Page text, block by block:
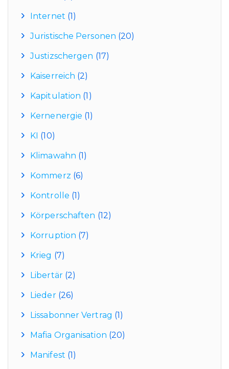
Internet (1)
Juristische Personen (20)
Justizschergen (17)
Kaiserreich (2)
Kapitulation (1)
Kernenergie (1)
KI (10)
Klimawahn (1)
Kommerz (6)
Kontrolle (1)
Körperschaften (12)
Korruption (7)
Krieg (7)
Libertär(2)
Lieder(26)
Lissabonner Vertrag (1)
Mafia Organisation (20)
Manifest (1)